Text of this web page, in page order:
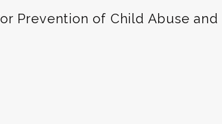
Prevention of Child Abuse